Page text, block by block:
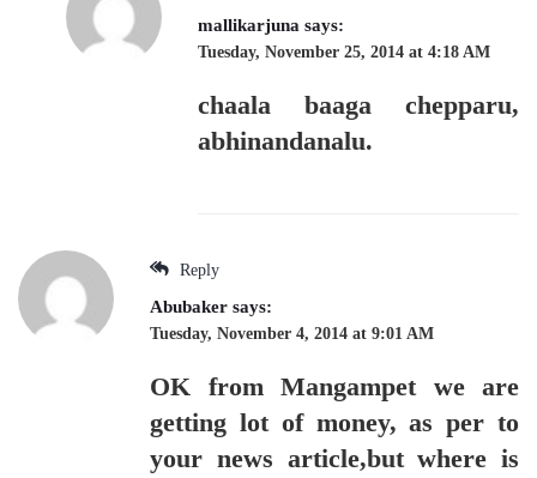
mallikarjuna says:
Tuesday, November 25, 2014 at 4:18 AM
chaala baaga chepparu,
abhinandanalu.
Reply
Abubaker says:
Tuesday, November 4, 2014 at 9:01 AM
OK from Mangampet we are
getting lot of money, as per to
your news article,but where is